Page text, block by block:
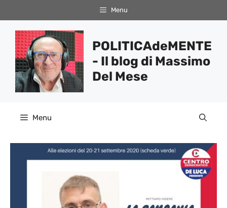
al
contenuto
Menu
POLITICAdeMENTE
- Il blog di Massimo
Del Mese
Menu